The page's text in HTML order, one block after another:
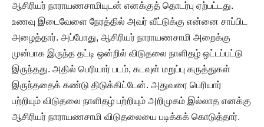
ஆசிரியர் நாராயணசாமியுடன் எனக்குத் தொடர்பு ஏற்பட்டது.
உணவு இடைவேளை நேரத்தில் அவர் வீட்டுக்கு என்னை சாப்பிட
அழைத்தார். அப்போது, ஆசிரியர் நாராயணசாமி அறைக்கு
முன்பாக இருந்த தட்டி ஒன்றில் விடுதலை நாளிதழ் ஒட்டப்பட்டு
இருந்தது. அதில் பெரியார் படம், கடவுள் மறுப்பு கருத்துகள்
இருந்ததைக் கண்டு திடுக்கிட்டேன். அதுவரை பெரியார்
பற்றியும் விடுதலை நாளிதழ் பற்றியும் அறிமுகம் இல்லாத எனக்கு
ஆசிரியர் நாராயணசாமி விடுதலையை படிக்கக் கொடுத்தார்.